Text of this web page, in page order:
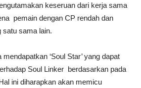
keseruan dari kerja sama
pemain dengan CP rendah dan
satu sama lain.
‘Soul Star’ yang dapat
Soul Linker berdasarkan pada
ini diharapkan akan memicu